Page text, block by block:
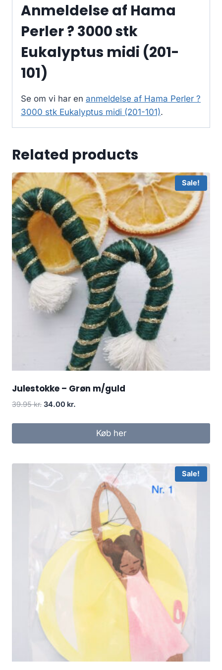
Anmeldelse af Hama
Perler ? 3000 stk
Eukalyptus midi (201-
101)
Se om vi har en anmeldelse af Hama Perler ?
3000 stk Eukalyptus midi (201-101).
Related products
Sale!
Julestokke – Grøn m/guld
39.95kr. 34.00 kr.
Køb her
Sale!